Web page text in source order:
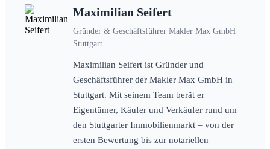
Maximilian Seifert
Gründer & Geschäftsführer Makler Max GmbH ·
Stuttgart
Maximilian Seifert ist Gründer und
Geschäftsführer der Makler Max GmbH in
Stuttgart. Mit seinem Team berät er
Eigentümer, Käufer und Verkäufer rund um
den Stuttgarter Immobilienmarkt – von der
ersten Bewertung bis zur notariellen